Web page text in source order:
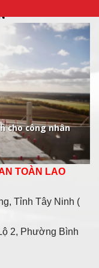
cho công nhân
TOÀN LAO
Tỉnh Tây Ninh (
2, Phường Bình